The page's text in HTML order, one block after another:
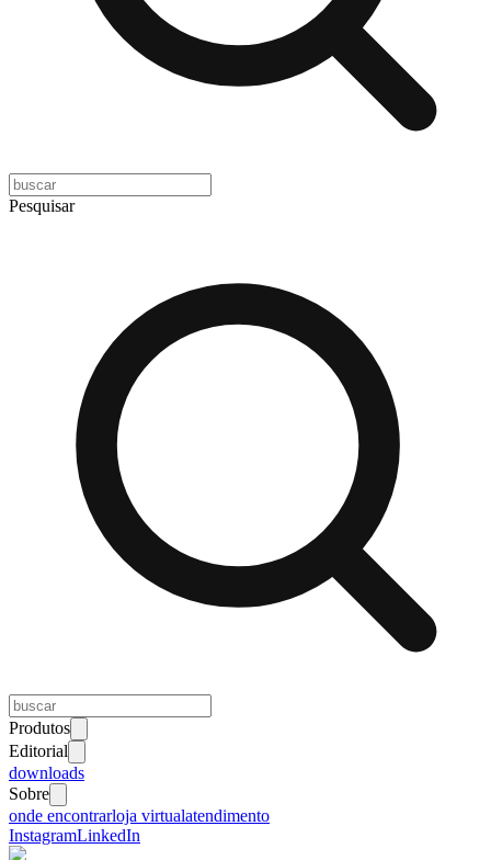
Pesquisar
Produtos
Editorial
downloads
Sobre
onde encontrarloja virtualatendimento
InstagramLinkedIn